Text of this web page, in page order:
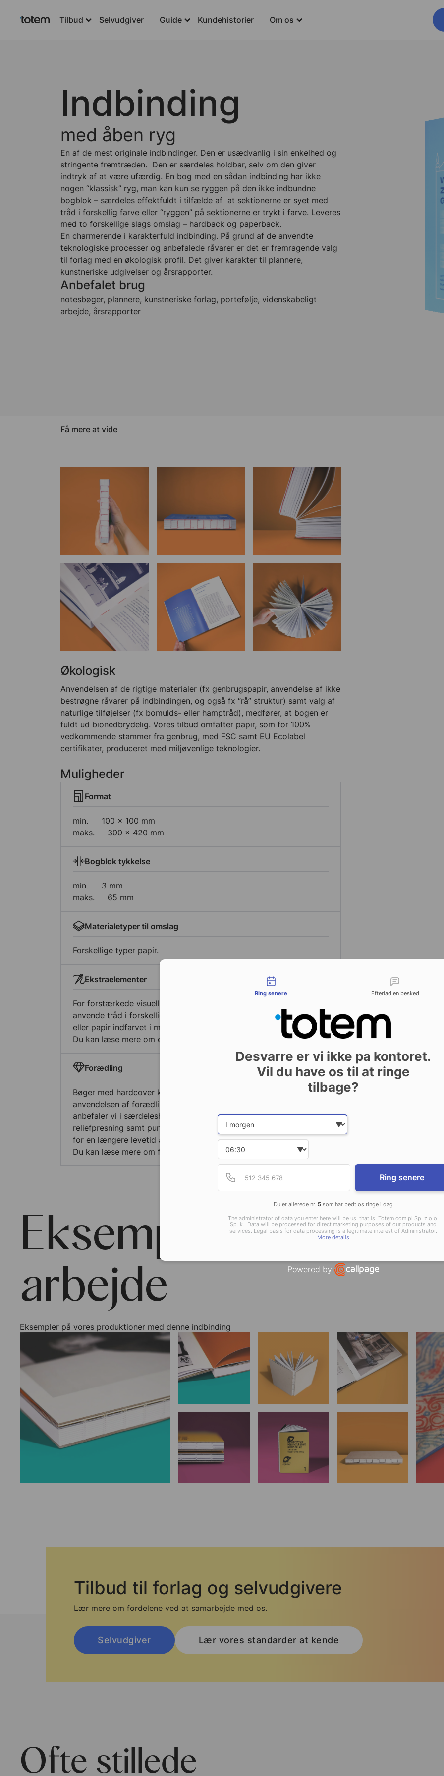
Tilbud Selvudgiver Guide Kundehistorier Om os
Indbinding
med åben ryg
En af de mest originale indbindinger. Den er usædvanlig i sin enkelhed og
stringente fremtræden. Den er særdeles holdbar, selv om den giver
indtryk af at være ufærdig. En bog med en sådan indbinding har ikke
nogen “klassisk” ryg, man kan kun se ryggen på den ikke indbundne
bogblok – særdeles effektfuldt i tilfælde af at sektionerne er syet med
tråd i forskellig farve eller “ryggen” på sektionerne er trykt i farve. Leveres
med to forskellige slags omslag – hardback og paperback.
En charmerende i karakterfuld indbinding. På grund af de anvendte
teknologiske processer og anbefalede råvarer er det er fremragende valg
til forlag med en økologisk profil. Det giver karakter til plannere,
kunstneriske udgivelser og årsrapporter.
Anbefalet brug
notesbøger, plannere, kunstneriske forlag, portefølje, videnskabeligt
arbejde, årsrapporter
Få mere at vide
Økologisk
Anvendelsen af de rigtige materialer (fx genbrugspapir, anvendelse af ikke
bestrøgne råvarer på indbindingen, og også fx “rå” struktur) samt valg af
naturlige tilføjelser (fx bomulds- eller hamptråd), medfører, at bogen er
fuldt ud bionedbrydelig. Vores tilbud omfatter papir, som for 100%
vedkommende stammer fra genbrug, med FSC samt EU Ecolabel
certifikater, produceret med miljøvenlige teknologier.
Muligheder
Format
min.
100 × 100 mm
maks.
300 × 420 mm
Bogblok tykkelse
min.
3 mm
maks.
65 mm
Materialetyper til omslag
Forskellige typer papir.
Ekstraelementer
For forstærkede visuelle og æstetiske effekter er det muligt at
anvende tråd i forskellige farver i sektionerne, forsatsark med tryk
eller papir indfarvet i massen.
Du kan læse mere om ekstra elementer til indbindingenher.
Forædling
Bøger med hardcover kan gøres endnu mere attraktive ved
anvendelsen af forædling på omslaget. I tilfælde af hardcover
anbefaler vi i særdeleshed nedpresning af metalliserende folie,
reliefpresning samt punktlakering. Til beskyttelse af omslaget og
for en længere levetid anbefaler vi laminering.
Du kan læse mere om forædling
Eksempler på udført
arbejde
Eksempler på vores produktioner med denne indbinding
Tilbud til forlag og selvudgivere
Lær mere om fordelene ved at samarbejde med os.
Selvudgiver Lær vores standarder at kende
Ofte stillede
Ring senere Efterlad en besked
Desvarre er vi ikke pa kontoret.
Vil du have os til at ringe
tilbage?
Date and time slection for
Select date
Phone number
Provide valid phone
Ring senere
Du er allerede nr. 5som har bedt os ringe i dag
The administrator of data you enter here will be us, that is: Totem.com.pl Sp. z o.o.
Sp. k.. Data will be processed for direct marketing purposes of our products and
services. Legal basis for data processing is a legitimate interest of Administrator.
More details
Powered by